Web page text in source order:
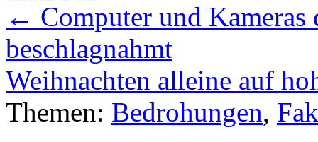
← Computer und
beschlagnahmt
Weihnachten alleine auf
Themen: Bedrohungen,